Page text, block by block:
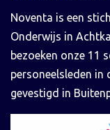
Noventa is een
Onderwijs in
bezoeken onze 11
personeelsleden in
gevestigd in